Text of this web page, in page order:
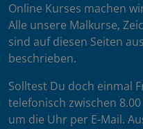
Online Kurses machen
Alle unsere Malkurse,
sind auf diesen Seiten
beschrieben.
Solltest Du doch einmal
telefonisch zwischen
um die Uhr per E-Mail.